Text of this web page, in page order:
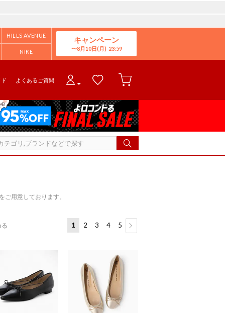
HILLS AVENUE
NIKE
キャンペーン
8月10日(月)
よくあるご質問
用意しております。
1 2 3 4 5